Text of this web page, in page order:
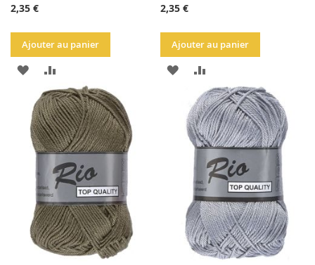
2,35 €
Ajouter au panier
AJOUTER
LA
LISTE
D'ACHATS
AU
COMPARATEUR
2,35 €
Ajouter au panier
AJOUTER
LA
LISTE
D'ACHATS
AU
COMPARATEUR